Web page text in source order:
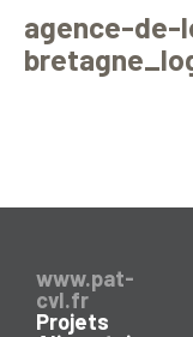
agence-de-
www.pat-
cvl.fr
Projets